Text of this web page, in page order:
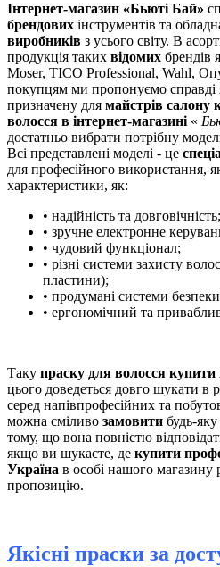
Інтернет-магазин «Бьюті Бай»
брендових інструментів та
виробників з усього світу. В
продукція таких відомих брендів
Moser, TICO Professional, Wahl,
покупцям ми пропонуємо справді
призначену для майстрів салону
волосся в інтернет-магазині «
достатньо вибрати потрібну
Всі представлені моделі - це
для професійного використання,
характеристики, як:
• надійність та довговічність;
• зручне електронне
• чудовий функціонал;
• різні системи захисту
пластини);
• продумані системи
• ергономічний та
Таку праску для волосся купити
цього доведеться довго шукати в
серед напівпрофесійних та
можна сміливо замовити будь-
тому, що вона повністю
якщо ви шукаєте, де купити
Україна в особі нашого магазину
пропозицію.
Якісні праски за